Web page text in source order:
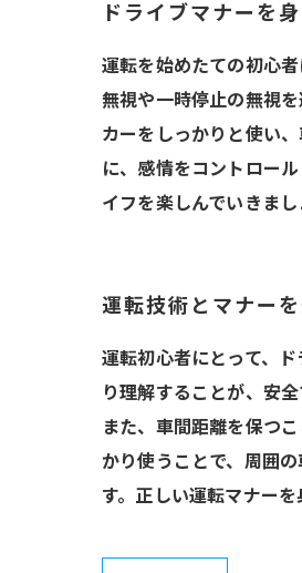
ドライブマナーを
運転を始めたての初心
無視や一時停止の無視
カーをしっかりと使い
に、感情をコントロー
イフを楽しんでいきま
運転技術とマナー
運転初心者にとって、
り理解することが、安
また、車間距離を保つ
かり使うことで、周囲
す。正しい運転マナー